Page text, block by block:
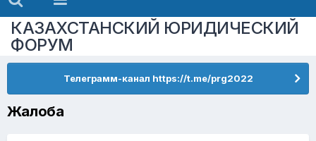
КАЗАХСТАНСКИЙ ЮРИДИЧЕСКИЙ
ФОРУМ
Телеграмм-канал https://t.me/prg2022
Жалоба